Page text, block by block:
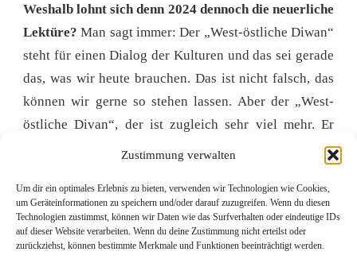
Zustimmung verwalten
Um dir ein optimales Erlebnis zu bieten, verwenden wir Technologien wie Cookies,
um Geräteinformationen zu speichern und/oder darauf zuzugreifen. Wenn du diesen
Technologien zustimmst, können wir Daten wie das Surfverhalten oder eindeutige IDs
auf dieser Website verarbeiten. Wenn du deine Zustimmung nicht erteilst oder
zurückziehst, können bestimmte Merkmale und Funktionen beeinträchtigt werden.
Weshalb lohnt sich denn 2024 dennoch die neuerliche
Lektüre? Man sagt immer: Der „West-östliche Diwan“
steht für einen Dialog der Kulturen und das sei gerade
das, was wir heute brauchen. Das ist nicht falsch, das
können wir gerne so stehen lassen. Aber der „West-
östliche Divan“, der ist zugleich sehr viel mehr. Er
passt auszeichnet ist ein System der unendlichen
sich drei Tage später zu widersprechen. Und diese
Spiegelungen gehen auch in dieses Werk ein. Der
Westen spiegelt sich im Osten. Die Vergangenheit